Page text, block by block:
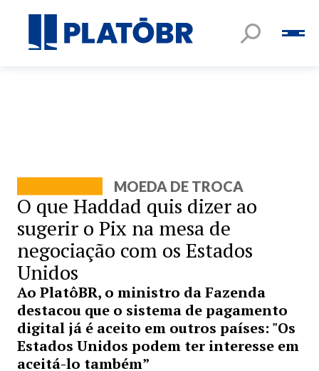
MOEDA DE TROCA
O que Haddad quis dizer ao
sugerir o Pix na mesa de
negociação com os Estados
Unidos
Ao PlatôBR, o ministro da Fazenda
destacou que o sistema de pagamento
digital já é aceito em outros países: "Os
Estados Unidos podem ter interesse em
aceitá-lo também”